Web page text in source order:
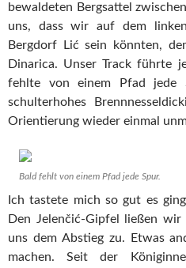
bewaldeten Bergsattel
uns, dass wir auf dem
Bergdorf Lić sein könnten,
Dinarica. Unser Track führte
fehlte von einem Pfad jede
schulterhohes
Orientierung wieder einmal
Bald fehlt von einem Pfad jede Spur.
Ich tastete mich so gut es
Den Jelenčić-Gipfel ließen
uns dem Abstieg zu. Etwas
machen. Seit der